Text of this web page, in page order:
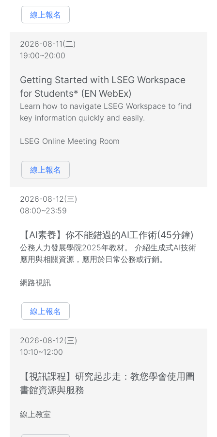
線上報名
2026-08-11(二)
19:00~20:00
Getting Started with LSEG Workspace
for Students* (EN WebEx)
Learn how to navigate LSEG Workspace to find
key information quickly and easily.
LSEG Online Meeting Room
線上報名
2026-08-12(三)
08:00~23:59
【AI素養】你不能錯過的AI工作術(45分鐘)
公務人力發展學院2025年教材。 介紹生成式AI技術
應用與相關資源，應用於日常公務或行銷。
網路視訊
線上報名
2026-08-12(三)
10:10~12:00
【視訊課程】研究起步走：教您學會使用圖
書館資源與服務
線上教室